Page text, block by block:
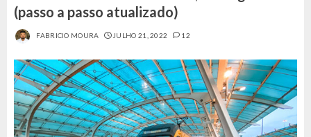
(passo a passo atualizado)
FABRICIO MOURA JULHO 21, 2022 12